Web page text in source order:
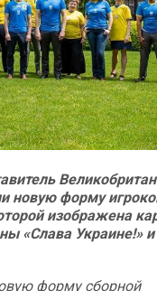
новую форму
изображена
«Слава Украине!» и
форму сборной